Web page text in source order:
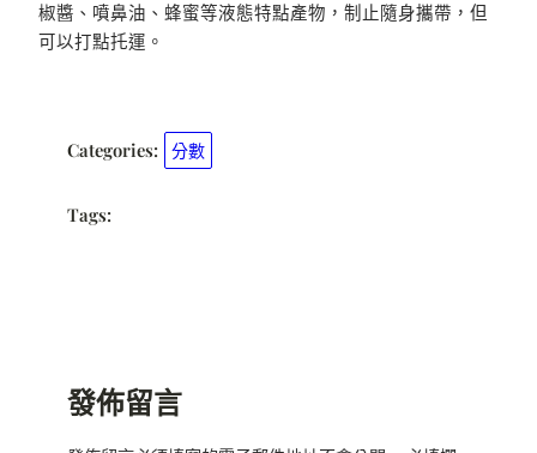
椒醬、噴鼻油、蜂蜜等液態特點產物，制止隨身攜帶，但
可以打點托運。
Categories: 分數
Tags:
發佈留言